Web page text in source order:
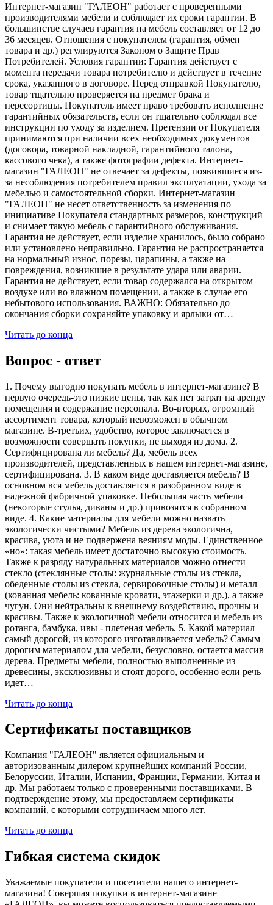
Интернет-магазин "ГАЛЕОН" работает с проверенными
производителями мебели и соблюдает их сроки гарантии. В
большинстве случаев гарантия на мебель составляет от 12 до
36 месяцев. Отношения с покупателем (гарантия, обмен
товара и др.) регулируются Законом о Защите Прав
Потребителей. Условия гарантии: Гарантия действует с
момента передачи товара потребителю и действует в течение
срока, указанного в договоре. Перед отправкой Покупателю,
товар тщательно проверяется на предмет брака и
пересортицы. Покупатель имеет право требовать исполнение
гарантийных обязательств, если он тщательно соблюдал все
инструкции по уходу за изделием. Претензии от Покупателя
принимаются при наличии всех необходимых документов
(договора, товарной накладной, гарантийного талона,
кассового чека), а также фотографии дефекта. Интернет-
магазин "ГАЛЕОН" не отвечает за дефекты, появившиеся из-
за несоблюдения потребителем правил эксплуатации, ухода за
мебелью и самостоятельной сборки. Интернет-магазин
"ГАЛЕОН" не несет ответственность за изменения по
инициативе Покупателя стандартных размеров, конструкций
и снимает такую мебель с гарантийного обслуживания.
Гарантия не действует, если изделие хранилось, было собрано
или установлено неправильно. Гарантия не распространяется
на нормальный износ, порезы, царапины, а также на
повреждения, возникшие в результате удара или аварии.
Гарантия не действует, если товар содержался на открытом
воздухе или во влажном помещении, а также в случае его
небытового использования. ВАЖНО: Обязательно до
окончания сборки сохраняйте упаковку и ярлыки от…
Читать до конца
Вопрос - ответ
1. Почему выгодно покупать мебель в интернет-магазине? В
первую очередь-это низкие цены, так как нет затрат на аренду
помещения и содержание персонала. Во-вторых, огромный
ассортимент товара, который невозможен в обычном
магазине. В-третьих, удобство, которое заключается в
возможности совершать покупки, не выходя из дома. 2.
Сертифицирована ли мебель? Да, мебель всех
производителей, представленных в нашем интернет-магазине,
сертифицирована. 3. В каком виде доставляется мебель? В
основном вся мебель доставляется в разобранном виде в
надежной фабричной упаковке. Небольшая часть мебели
(некоторые стулья, диваны и др.) привозятся в собранном
виде. 4. Какие материалы для мебели можно назвать
экологически чистыми? Мебель из дерева экологична,
красива, уюта и не подвержена веяниям моды. Единственное
«но»: такая мебель имеет достаточно высокую стоимость.
Также к разряду натуральных материалов можно отнести
стекло (стеклянные столы: журнальные столы из стекла,
обеденные столы из стекла, сервировочные столы) и металл
(кованная мебель: кованные кровати, этажерки и др.), а также
чугун. Они нейтральны к внешнему воздействию, прочны и
красивы. Также к экологичной мебели относится и мебель из
ротанга, бамбука, ивы - плетеная мебель. 5. Какой материал
самый дорогой, из которого изготавливается мебель? Самым
дорогим материалом для мебели, безусловно, остается массив
дерева. Предметы мебели, полностью выполненные из
древесины, эксклюзивны и стоят дорого, особенно если речь
идет…
Читать до конца
Сертификаты поставщиков
Компания "ГАЛЕОН" является официальным и
авторизованным дилером крупнейших компаний России,
Белоруссии, Италии, Испании, Франции, Германии, Китая и
др. Мы работаем только с проверенными поставщиками. В
подтверждение этому, мы предоставляем сертификаты
компаний, с которыми сотрудничаем много лет.
Читать до конца
Гибкая система скидок
Уважаемые покупатели и посетители нашего интернет-
магазина! Совершая покупки в интернет-магазине